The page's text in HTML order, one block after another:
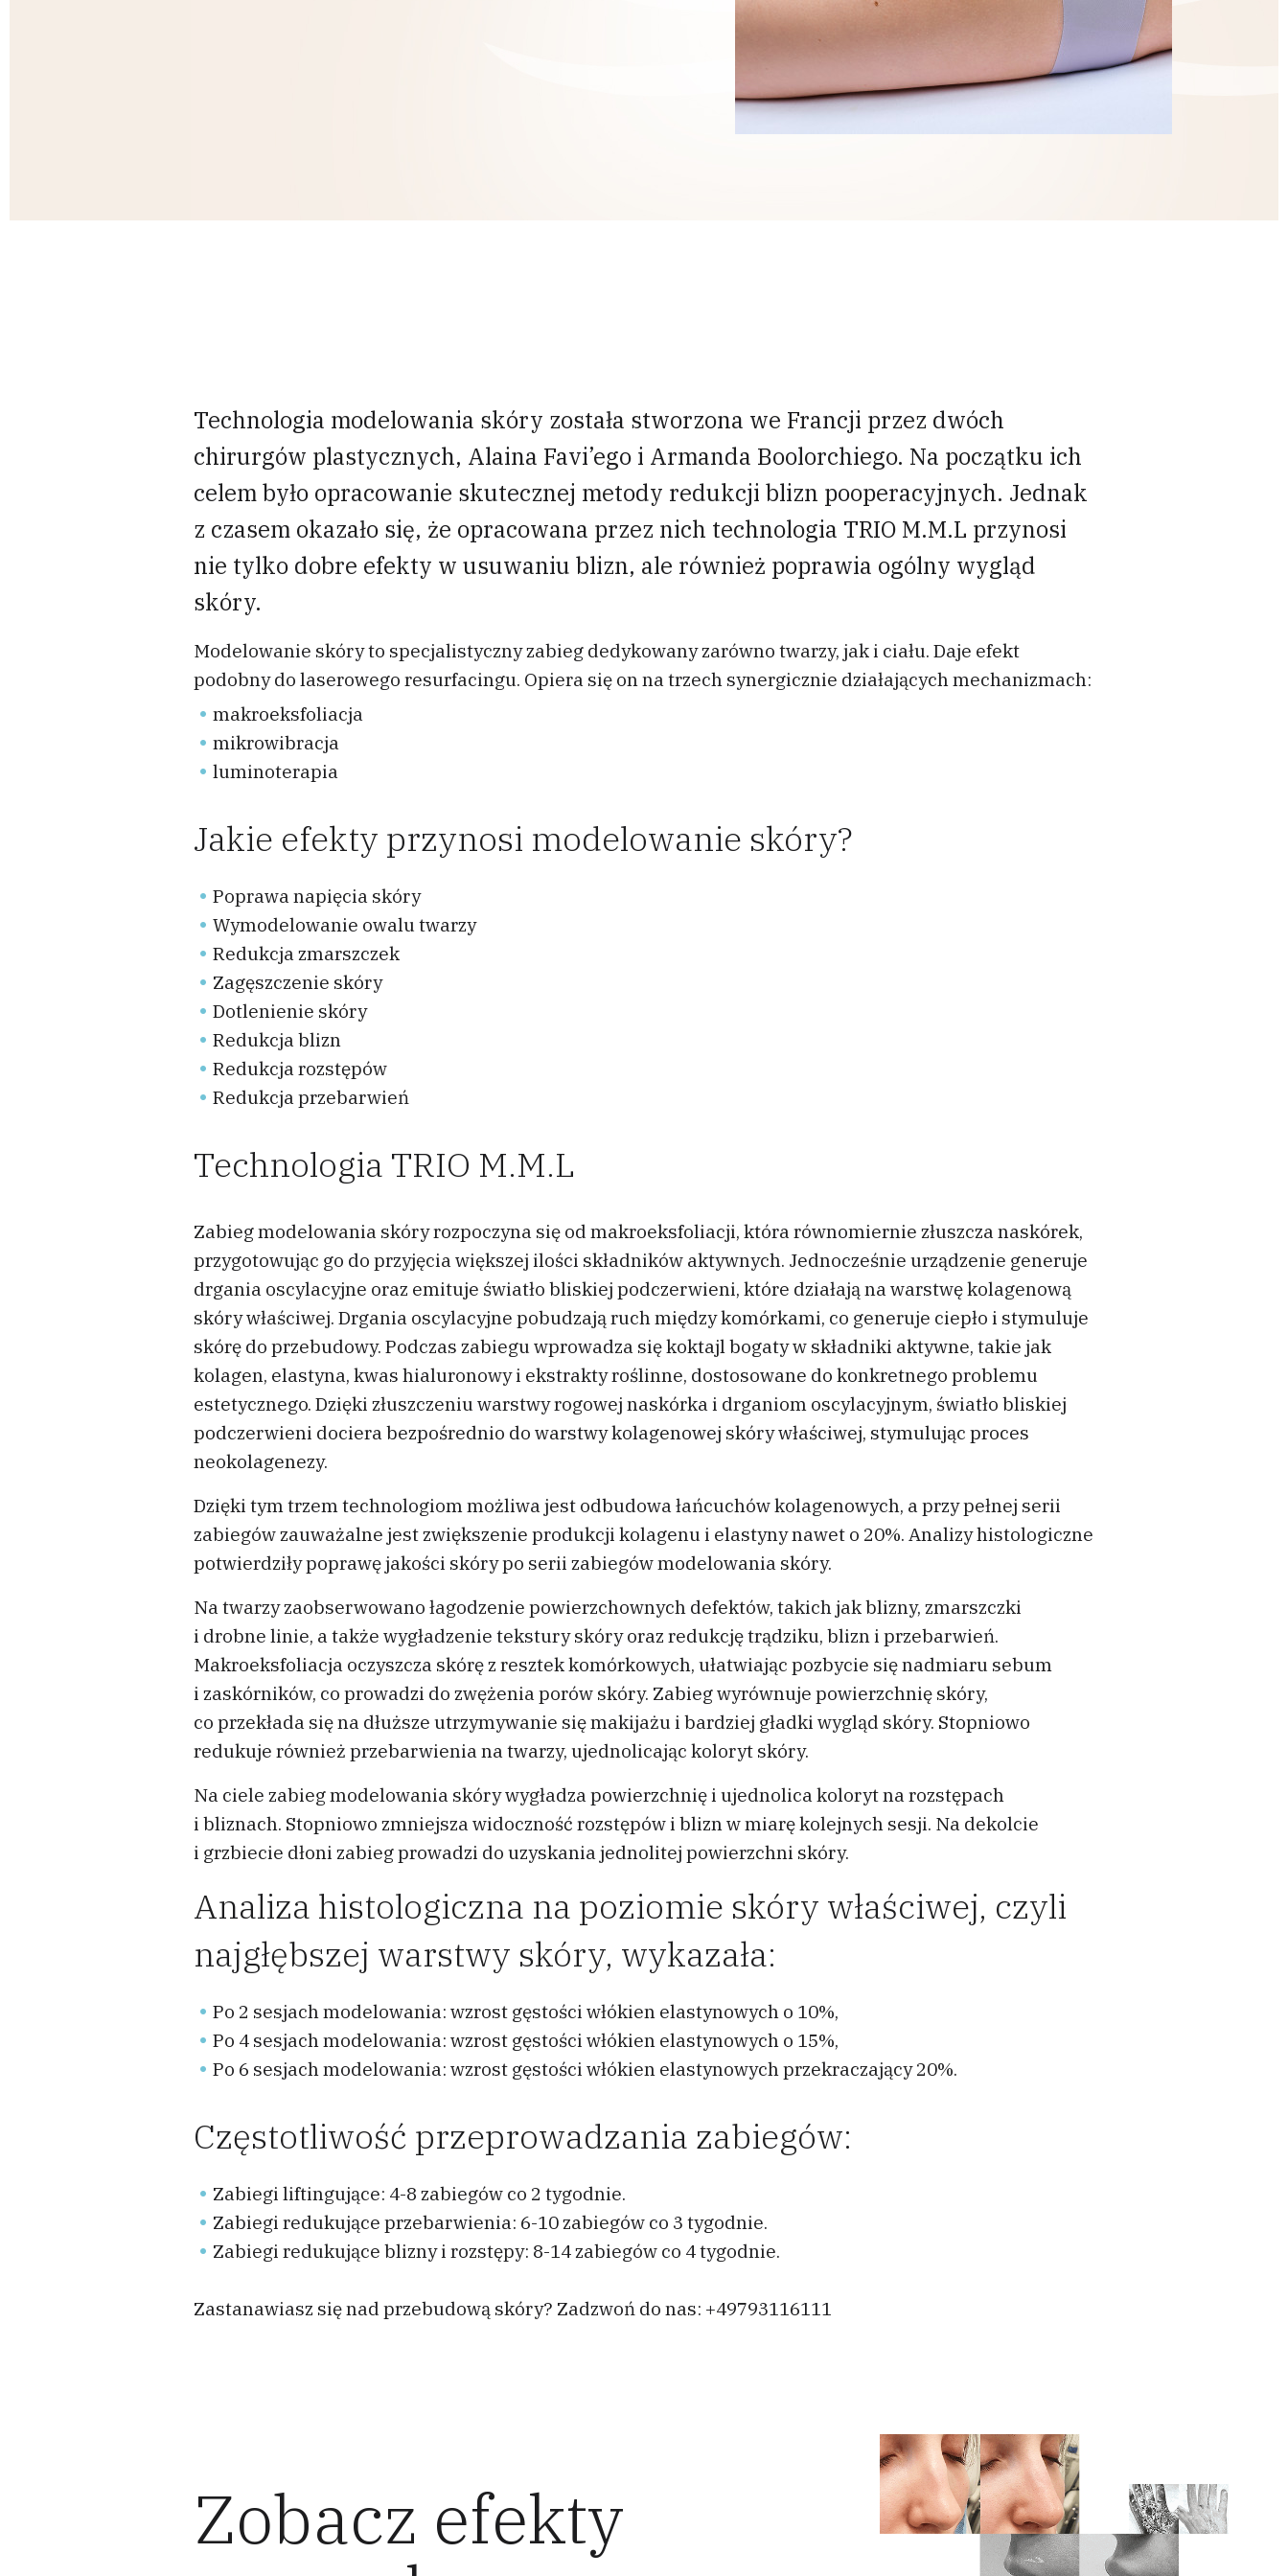
Technologia modelowania skóry została stworzona we Francji przez dwóch
chirurgów plastycznych, Alaina Favi’ego i Armanda Boolorchiego. Na początku ich
celem było opracowanie skutecznej metody redukcji blizn pooperacyjnych. Jednak
z czasem okazało się, że opracowana przez nich technologia TRIO M.M.L przynosi
nie tylko dobre efekty w usuwaniu blizn, ale również poprawia ogólny wygląd
skóry.
Modelowanie skóry to specjalistyczny zabieg dedykowany zarówno twarzy, jak i ciału. Daje efekt
podobny do laserowego resurfacingu. Opiera się on na trzech synergicznie działających mechanizmach:
makroeksfoliacja
mikrowibracja
luminoterapia
Jakie efekty przynosi modelowanie skóry?
Poprawa napięcia skóry
Wymodelowanie owalu twarzy
Redukcja zmarszczek
Zagęszczenie skóry
Dotlenienie skóry
Redukcja blizn
Redukcja rozstępów
Redukcja przebarwień
Technologia TRIO M.M.L
Zabieg modelowania skóry rozpoczyna się od makroeksfoliacji, która równomiernie złuszcza naskórek,
przygotowując go do przyjęcia większej ilości składników aktywnych. Jednocześnie urządzenie generuje
drgania oscylacyjne oraz emituje światło bliskiej podczerwieni, które działają na warstwę kolagenową
skóry właściwej. Drgania oscylacyjne pobudzają ruch między komórkami, co generuje ciepło i stymuluje
skórę do przebudowy. Podczas zabiegu wprowadza się koktajl bogaty w składniki aktywne, takie jak
kolagen, elastyna, kwas hialuronowy i ekstrakty roślinne, dostosowane do konkretnego problemu
estetycznego. Dzięki złuszczeniu warstwy rogowej naskórka i drganiom oscylacyjnym, światło bliskiej
podczerwieni dociera bezpośrednio do warstwy kolagenowej skóry właściwej, stymulując proces
neokolagenezy.
Dzięki tym trzem technologiom możliwa jest odbudowa łańcuchów kolagenowych, a przy pełnej serii
zabiegów zauważalne jest zwiększenie produkcji kolagenu i elastyny nawet o 20%. Analizy histologiczne
potwierdziły poprawę jakości skóry po serii zabiegów modelowania skóry.
Na twarzy zaobserwowano łagodzenie powierzchownych defektów, takich jak blizny, zmarszczki
i drobne linie, a także wygładzenie tekstury skóry oraz redukcję trądziku, blizn i przebarwień.
Makroeksfoliacja oczyszcza skórę z resztek komórkowych, ułatwiając pozbycie się nadmiaru sebum
i zaskórników, co prowadzi do zwężenia porów skóry. Zabieg wyrównuje powierzchnię skóry,
co przekłada się na dłuższe utrzymywanie się makijażu i bardziej gładki wygląd skóry. Stopniowo
redukuje również przebarwienia na twarzy, ujednolicając koloryt skóry.
Na ciele zabieg modelowania skóry wygładza powierzchnię i ujednolica koloryt na rozstępach
i bliznach. Stopniowo zmniejsza widoczność rozstępów i blizn w miarę kolejnych sesji. Na dekolcie
i grzbiecie dłoni zabieg prowadzi do uzyskania jednolitej powierzchni skóry.
Analiza histologiczna na poziomie skóry właściwej, czyli
najgłębszej warstwy skóry, wykazała:
Po 2 sesjach modelowania: wzrost gęstości włókien elastynowych o 10%,
Po 4 sesjach modelowania: wzrost gęstości włókien elastynowych o 15%,
Po 6 sesjach modelowania: wzrost gęstości włókien elastynowych przekraczający 20%.
Częstotliwość przeprowadzania zabiegów:
Zabiegi liftingujące: 4-8 zabiegów co 2 tygodnie.
Zabiegi redukujące przebarwienia: 6-10 zabiegów co 3 tygodnie.
Zabiegi redukujące blizny i rozstępy: 8-14 zabiegów co 4 tygodnie.
Zastanawiasz się nad przebudową skóry? Zadzwoń do nas: +49793116111
Zobacz efekty